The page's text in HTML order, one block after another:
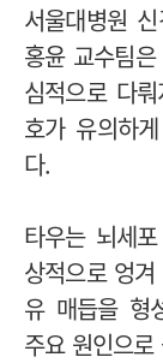
서울대병원
홍윤 교수팀
심적으로 다
호가 유의하
다.
타우는 뇌세
상적으로 엉
유 매듭을 형
주요 원인으로